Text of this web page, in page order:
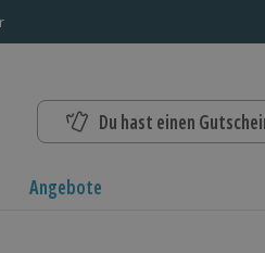
Du hast einen
Angebote